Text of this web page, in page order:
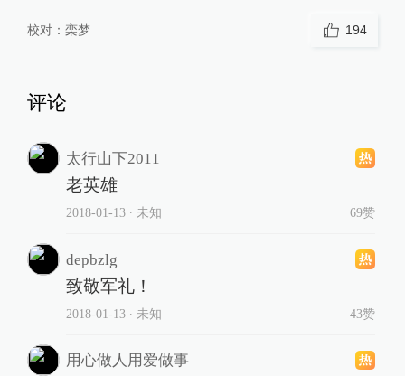
校对： 栾梦 194
评论
太行山下2011
老英雄
2018-01-13∙ 未知 69赞
depbzlg
致敬军礼！
2018-01-13∙ 未知 43赞
用心做人用爱做事